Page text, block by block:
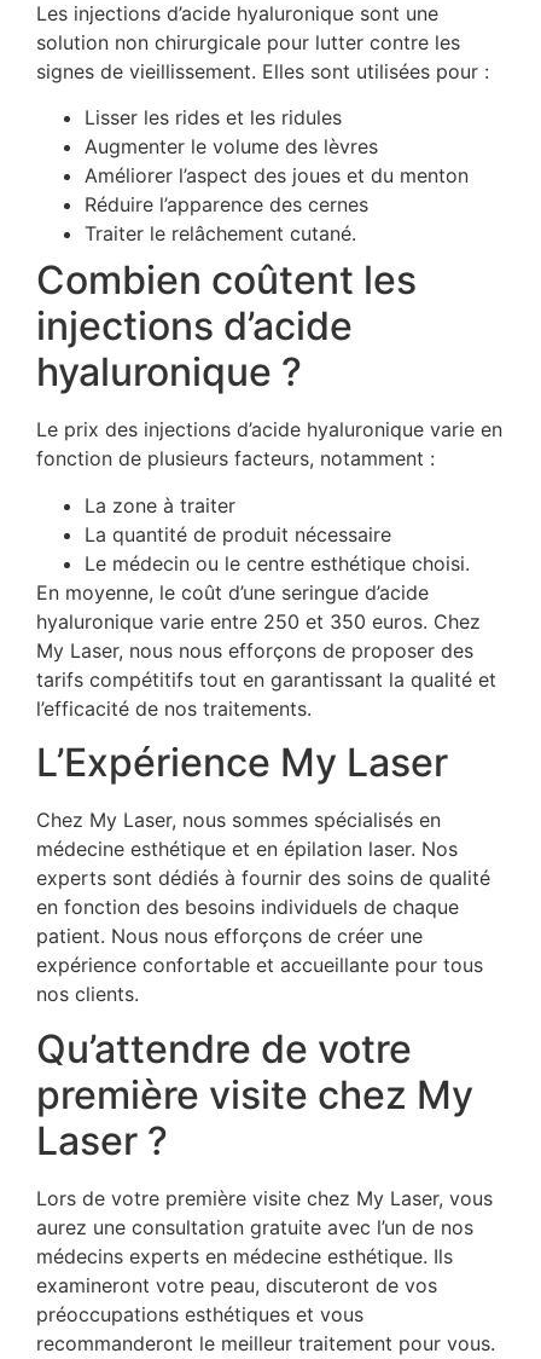
Les injections d’acide hyaluronique sont une
solution non chirurgicale pour lutter contre les
signes de vieillissement. Elles sont utilisées pour :
Lisser les rides et les ridules
Augmenter le volume des lèvres
Améliorer l’aspect des joues et du menton
Réduire l’apparence des cernes
Traiter le relâchement cutané.
Combien coûtent les
injections d’acide
hyaluronique ?
Le prix des injections d’acide hyaluronique varie en
fonction de plusieurs facteurs, notamment :
La zone à traiter
La quantité de produit nécessaire
Le médecin ou le centre esthétique choisi.
En moyenne, le coût d’une seringue d’acide
hyaluronique varie entre 250 et 350 euros. Chez
My Laser, nous nous efforçons de proposer des
tarifs compétitifs tout en garantissant la qualité et
l’efficacité de nos traitements.
L’Expérience My Laser
Chez My Laser, nous sommes spécialisés en
médecine esthétique et en épilation laser. Nos
experts sont dédiés à fournir des soins de qualité
en fonction des besoins individuels de chaque
patient. Nous nous efforçons de créer une
expérience confortable et accueillante pour tous
nos clients.
Qu’attendre de votre
première visite chez My
Laser ?
Lors de votre première visite chez My Laser, vous
aurez une consultation gratuite avec l’un de nos
médecins experts en médecine esthétique. Ils
examineront votre peau, discuteront de vos
préoccupations esthétiques et vous
recommanderont le meilleur traitement pour vous.